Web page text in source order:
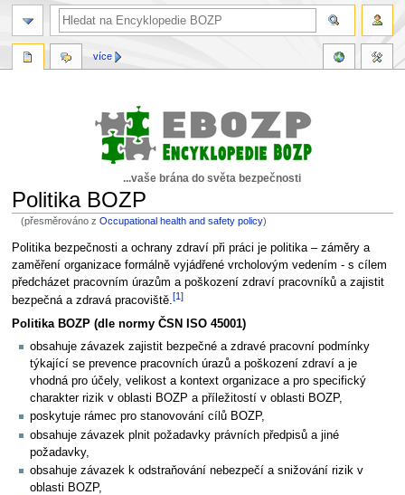
...vaše brána do světa bezpečnosti
Politika BOZP
(přesměrováno zOccupational health and safety policy)
Skočit
na
navigaci
Skočit
na
vyhledávání
Politika bezpečnosti a ochrany zdraví při práci je politika – záměry a
zaměření organizace formálně vyjádřené vrcholovým vedením - s cílem
předcházet pracovním úrazům a poškození zdraví pracovníků a zajistit
bezpečná a zdravá pracoviště.[1]
Politika BOZP (dle normy ČSN ISO 45001)
obsahuje závazek zajistit bezpečné a zdravé pracovní podmínky
týkající se prevence pracovních úrazů a poškození zdraví a je
vhodná pro účely, velikost a kontext organizace a pro specifický
charakter rizik v oblasti BOZP a příležitostí v oblasti BOZP,
poskytuje rámec pro stanovování cílů BOZP,
obsahuje závazek plnit požadavky právních předpisů a jiné
požadavky,
obsahuje závazek k odstraňování nebezpečí a snižování rizik v
oblasti BOZP,
více